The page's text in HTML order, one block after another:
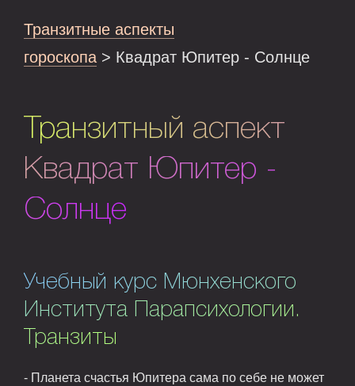
Транзитные аспекты
гороскопа > Квадрат Юпитер - Солнце
Транзитный аспект
Квадрат Юпитер -
Солнце
Учебный курс Мюнхенского
Института Парапсихологии.
Транзиты
- Планета счастья Юпитера сама по себе не может